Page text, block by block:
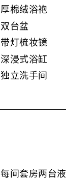
厚棉绒浴袍
双台盆
带灯梳妆镜
深浸式浴缸
独立洗手间
每间套房两台